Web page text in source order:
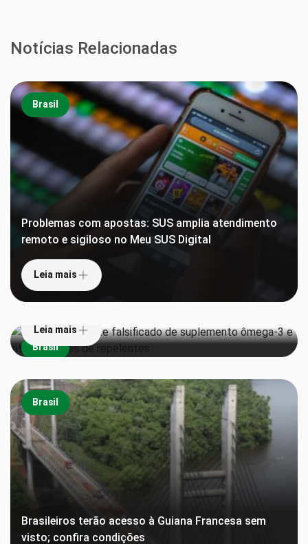
Notícias Relacionadas
Brasil
Problemas com apostas: SUS amplia atendimento
remoto e sigiloso no Meu SUS Digital
Leia mais
Brasil
Anvisa proíbe lote falsificado de suplemento
ômega-3 e interdita lotes de repelentes
Leia mais
Brasil
Brasileiros terão acesso à Guiana Francesa sem
visto; confira condições